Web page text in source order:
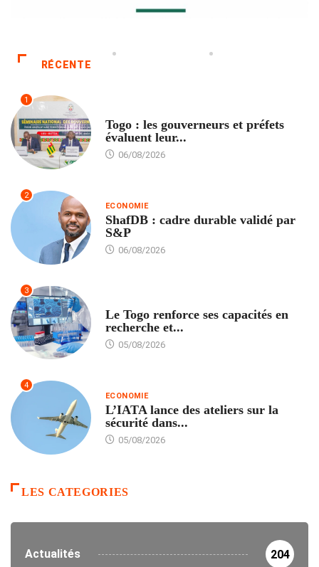
RÉCENTE
1
Togo : les gouverneurs et préfets
évaluent leur...
06/08/2026
2
ECONOMIE
ShafDB : cadre durable validé par
S&P
06/08/2026
3
Le Togo renforce ses capacités en
recherche et...
05/08/2026
4
ECONOMIE
L’IATA lance des ateliers sur la
sécurité dans...
05/08/2026
LES CATEGORIES
Actualités 204